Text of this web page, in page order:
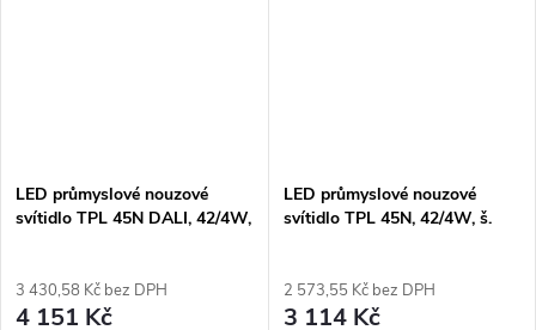
LED průmyslové nouzové
svítidlo TPL 45N DALI, 42/4W,
3 430,58 Kč bez DPH
4 151 Kč
LED průmyslové nouzové
svítidlo TPL 45N, 42/4W, š.
2 573,55 Kč bez DPH
3 114 Kč